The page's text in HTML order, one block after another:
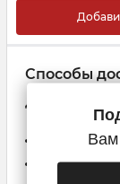
Способы
Доставка при
Самовывоз
Курьер
Вам